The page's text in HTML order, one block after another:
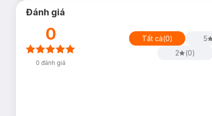
Đánh giá
0
0 đánh giá
Tất cả(0) 5
2
(0)